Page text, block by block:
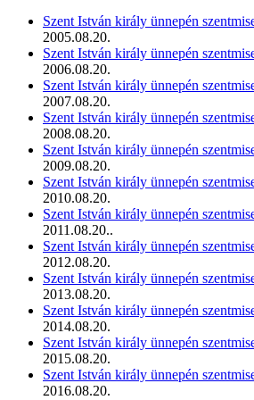
Szent István király ünnepén
2005.08.20.
Szent István király ünnepén
2006.08.20.
Szent István király ünnepén
2007.08.20.
Szent István király ünnepén
2008.08.20.
Szent István király ünnepén
2009.08.20.
Szent István király ünnepén
2010.08.20.
Szent István király ünnepén
2011.08.20..
Szent István király ünnepén
2012.08.20.
Szent István király ünnepén
2013.08.20.
Szent István király ünnepén
2014.08.20.
Szent István király ünnepén
2015.08.20.
Szent István király ünnepén
2016.08.20.